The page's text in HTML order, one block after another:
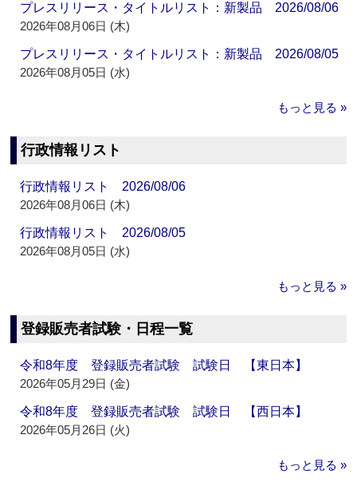
プレスリリース・タイトルリスト：新製品 2026/08/06
2026年08月06日 (木)
プレスリリース・タイトルリスト：新製品 2026/08/05
2026年08月05日 (水)
もっと見る »
行政情報リスト
行政情報リスト 2026/08/06
2026年08月06日 (木)
行政情報リスト 2026/08/05
2026年08月05日 (水)
もっと見る »
登録販売者試験・日程一覧
令和8年度 登録販売者試験 試験日 【東日本】
2026年05月29日 (金)
令和8年度 登録販売者試験 試験日 【西日本】
2026年05月26日 (火)
もっと見る »